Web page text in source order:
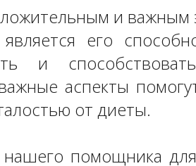
и важным
его
и
аспекты
от диеты.
помощника